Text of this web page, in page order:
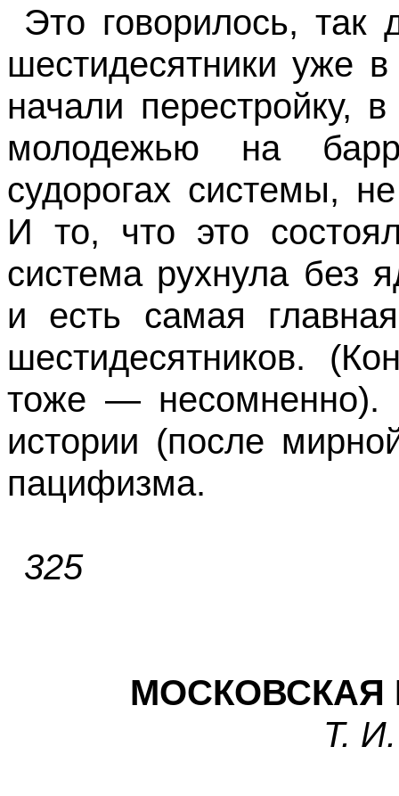
Это говорилось,
шестидесятники уже
начали перестройку,
молодежью на
судорогах системы,
И то, что это
система рухнула без
и есть самая
шестидесятников.
тоже —
истории (после
пацифизма.
325
МОСКОВСКАЯ
Т.